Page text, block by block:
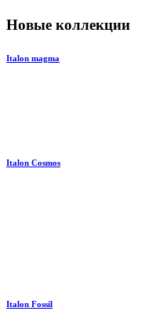
Новые коллекции
Italon magma
Italon Cosmos
Italon Fossil